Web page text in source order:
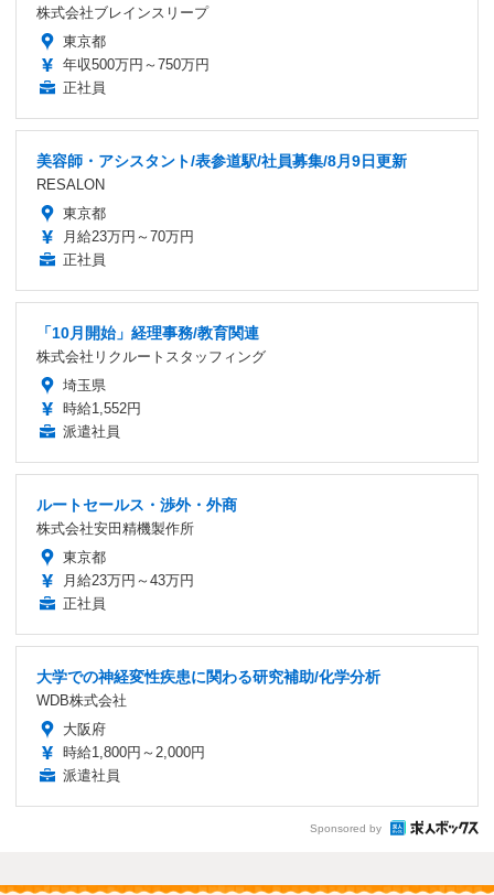
株式会社ブレインスリープ
東京都
年収500万円～750万円
正社員
美容師・アシスタント/表参道駅/社員募集/8月9日更新
RESALON
東京都
月給23万円～70万円
正社員
「10月開始」経理事務/教育関連
株式会社リクルートスタッフィング
埼玉県
時給1,552円
派遣社員
ルートセールス・渉外・外商
株式会社安田精機製作所
東京都
月給23万円～43万円
正社員
大学での神経変性疾患に関わる研究補助/化学分析
WDB株式会社
大阪府
時給1,800円～2,000円
派遣社員
Sponsored by